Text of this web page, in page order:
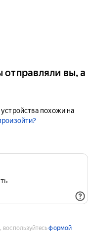
отправляли вы, а
похожи на
формой